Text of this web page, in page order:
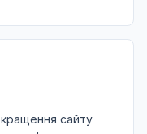
сайту